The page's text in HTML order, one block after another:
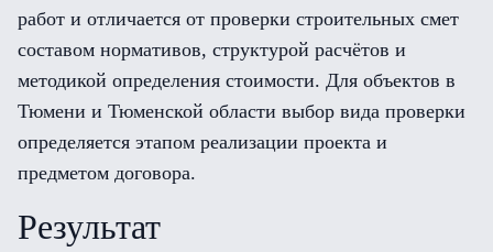
работ и отличается от проверки строительных смет
составом нормативов, структурой расчётов и
методикой определения стоимости. Для объектов в
Тюмени и Тюменской области выбор вида проверки
определяется этапом реализации проекта и
предметом договора.
Результат